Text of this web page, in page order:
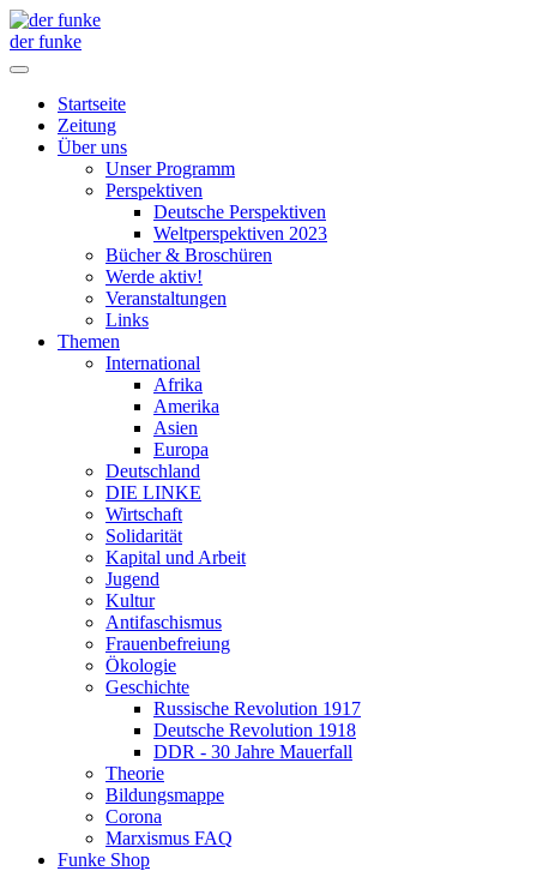
der funke
Startseite
Zeitung
Über uns
Unser Programm
Perspektiven
Deutsche Perspektiven
Weltperspektiven 2023
Bücher & Broschüren
Werde aktiv!
Veranstaltungen
Links
Themen
International
Afrika
Amerika
Asien
Europa
Deutschland
DIE LINKE
Wirtschaft
Solidarität
Kapital und Arbeit
Jugend
Kultur
Antifaschismus
Frauenbefreiung
Ökologie
Geschichte
Russische Revolution 1917
Deutsche Revolution 1918
DDR - 30 Jahre Mauerfall
Theorie
Bildungsmappe
Corona
Marxismus FAQ
Funke Shop